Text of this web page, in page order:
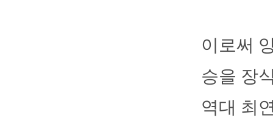
이로써
승을 장
역대 최